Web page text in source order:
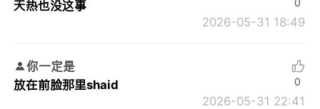
天热也没这事
2026-05-31 18:49
0
你一定是
放在前脸那里shaid
2026-05-31 22:41
0